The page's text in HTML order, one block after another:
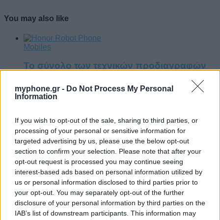
myphone.gr - Do Not Process My Personal
Information
If you wish to opt-out of the sale, sharing to third parties, or
processing of your personal or sensitive information for
targeted advertising by us, please use the below opt-out
section to confirm your selection. Please note that after your
opt-out request is processed you may continue seeing
interest-based ads based on personal information utilized by
us or personal information disclosed to third parties prior to
your opt-out. You may separately opt-out of the further
disclosure of your personal information by third parties on the
IAB’s list of downstream participants. This information may
You may also like
Mobiles
Το σύνολο των τεχνικών προδιαγραφών
ByΓιώργος Γρίβας
HiLight ονομάζεται τελικά το Pixel Glow
ByΓιώργος Γρίβας16 ώρες ago
Mobiles
Σε εντυπωσιακή απόχρωση “Dune” το
Pixel 11 Pro XL
ByΓιώργος Γρίβας 2 ημέρες ago